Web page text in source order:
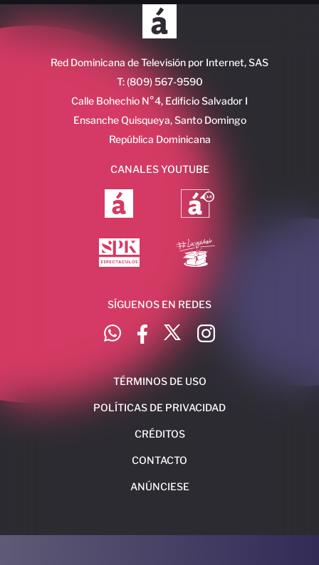
Red Dominicana de Televisión por Internet, SAS
T: (809) 567-9590
Calle Bohechio N°4, Edificio Salvador I
Ensanche Quisqueya, Santo Domingo
República Dominicana
CANALES YOUTUBE
SÍGUENOS EN REDES
TÉRMINOS DE USO
POLÍTICAS DE PRIVACIDAD
CRÉDITOS
CONTACTO
ANÚNCIESE